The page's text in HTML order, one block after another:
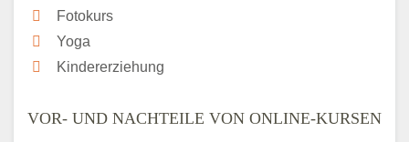
Fotokurs
Yoga
Kindererziehung
VOR- UND NACHTEILE VON ONLINE-KURSEN